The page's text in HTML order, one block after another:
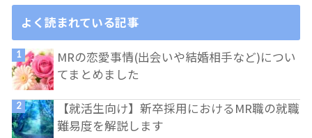
よく読まれている記事
MRの恋愛事情(出会いや結婚相手など)につい
てまとめました
【就活生向け】新卒採用におけるMR職の就職
難易度を解説します